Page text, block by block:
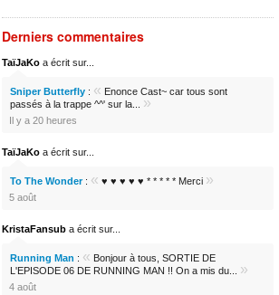
Derniers commentaires
TaïJaKo a écrit sur...
Sniper Butterfly : « Enonce Cast~ car tous sont
passés à la trappe ^^' sur la... »
Il y a 20 heures
TaïJaKo a écrit sur...
To The Wonder: « ♥ ♥ ♥ ♥ ♥ * * * * * Merci »
5 août
KristaFansub a écrit sur...
Running Man : « Bonjour à tous, SORTIE DE
L'EPISODE 06 DE RUNNING MAN !! On a mis du... »
4 août